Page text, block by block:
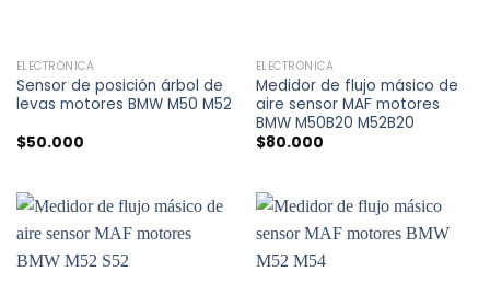
ELECTRÓNICA
Sensor de posición árbol de
levas motores BMW M50 M52
$50.000
ELECTRÓNICA
Medidor de flujo másico de
aire sensor MAF motores
BMW M50B20 M52B20
$80.000